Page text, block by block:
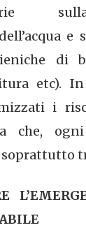
e
di
etc).
i
che,